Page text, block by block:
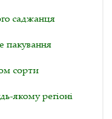
саджанця
пакування
сорти
якому регіоні